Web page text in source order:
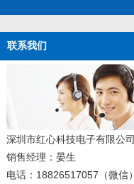
联系我们
深圳市红心科技电子有限公司
销售经理 ：晏生
电话：18826517057（微信）